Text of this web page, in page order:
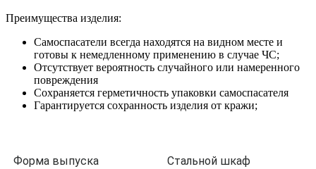
Преимущества изделия:
Самоспасатели всегда находятся на видном месте и
готовы к немедленному применению в случае ЧС;
Отсутствует вероятность случайного или намеренного
повреждения
Сохраняется герметичность упаковки самоспасателя
Гарантируется сохранность изделия от кражи;
Форма выпуска Стальной шкаф